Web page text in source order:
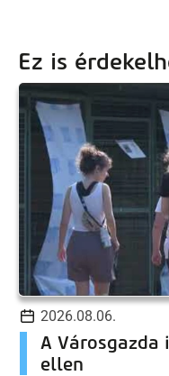
Ez is
2026.08.06.
A Városgazda
ellen